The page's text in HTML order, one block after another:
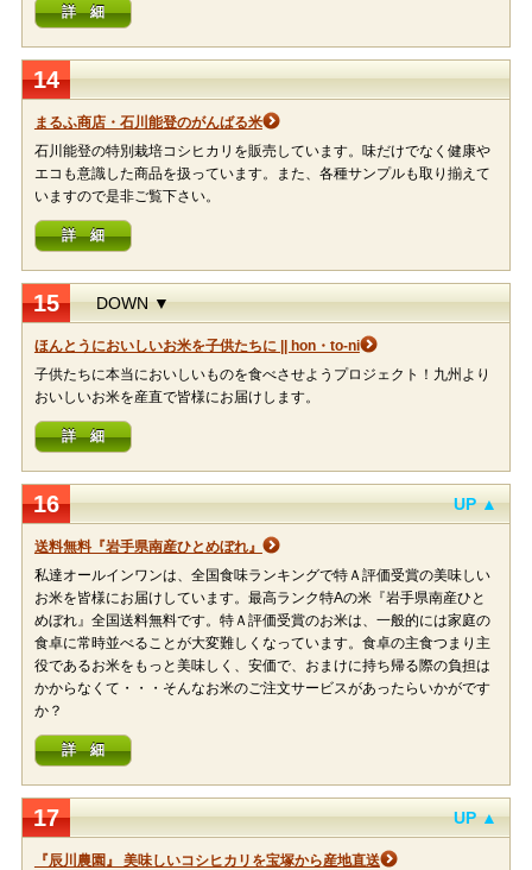
詳 細
14
まるふ商店・石川能登のがんばる米
石川能登の特別栽培コシヒカリを販売しています。味だけでなく健康や
エコも意識した商品を扱っています。また、各種サンプルも取り揃えて
いますので是非ご覧下さい。
詳 細
15 DOWN ▼
ほんとうにおいしいお米を子供たちに || hon・to-ni
子供たちに本当においしいものを食べさせようプロジェクト！九州より
おいしいお米を産直で皆様にお届けします。
詳 細
16 UP ▲
送料無料『岩手県南産ひとめぼれ』
私達オールインワンは、全国食味ランキングで特Ａ評価受賞の美味しい
お米を皆様にお届けしています。最高ランク特Aの米『岩手県南産ひと
めぼれ』全国送料無料です。特Ａ評価受賞のお米は、一般的には家庭の
食卓に常時並べることが大変難しくなっています。食卓の主食つまり主
役であるお米をもっと美味しく、安価で、おまけに持ち帰る際の負担は
かからなくて・・・そんなお米のご注文サービスがあったらいかがです
か？
詳 細
17 UP ▲
『辰川農園』 美味しいコシヒカリを宝塚から産地直送